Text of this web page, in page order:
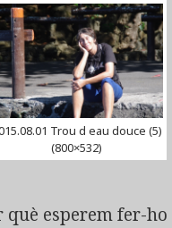
Trou d eau douce (5)
(800×532)
què esperem fer-